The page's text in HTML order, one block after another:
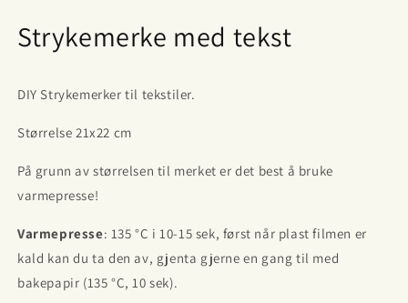
Strykemerke med tekst
DIY Strykemerker til tekstiler.
Størrelse 21x22 cm
På grunn av størrelsen til merket er det best å bruke
varmepresse!
Varmepresse: 135 °C i 10-15 sek, først når plast filmen er
kald kan du ta den av, gjenta gjerne en gang til med
bakepapir (135 °C, 10 sek).